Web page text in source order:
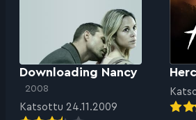
Downloading Nancy
2008
Katsottu 24.11.2009